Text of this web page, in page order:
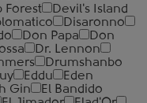
Forest
Devil's Island
Disaronno
Don Papa
Don
Dr. Lennon
Drumshanbo
Eddu
Eden
Gin
El Bandido